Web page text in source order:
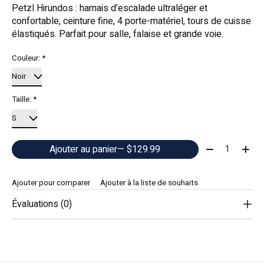
Petzl Hirundos : harnais d’escalade ultraléger et
confortable, ceinture fine, 4 porte-matériel, tours de cuisse
élastiqués. Parfait pour salle, falaise et grande voie.
Couleur:*
Taille:*
Ajouter au panier — $129.99 Quantité:
Ajouter pour comparer Ajouter à la liste de souhaits
Évaluations (0)